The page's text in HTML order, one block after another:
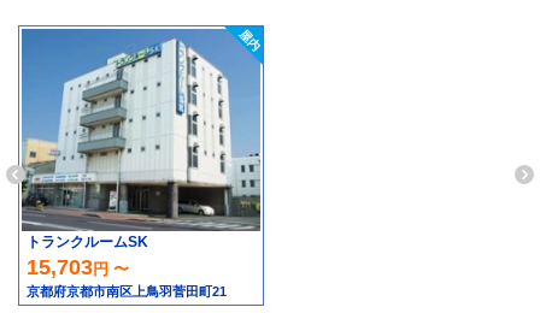
トランクルームSK
15,703円 〜
京都府京都市南区上鳥羽菅田町21